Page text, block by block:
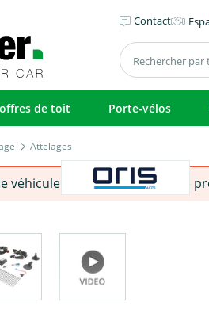
Contact
de toit Porte-vélos
Attelages
véhicule pour s'assurer que le